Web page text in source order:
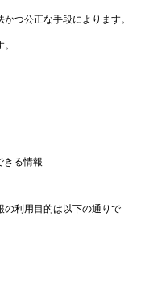
つ公正な手段によります。
きる情報
の利用目的は以下の通りで